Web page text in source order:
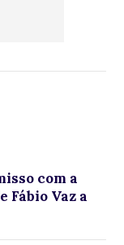
com a
Fábio Vaz a